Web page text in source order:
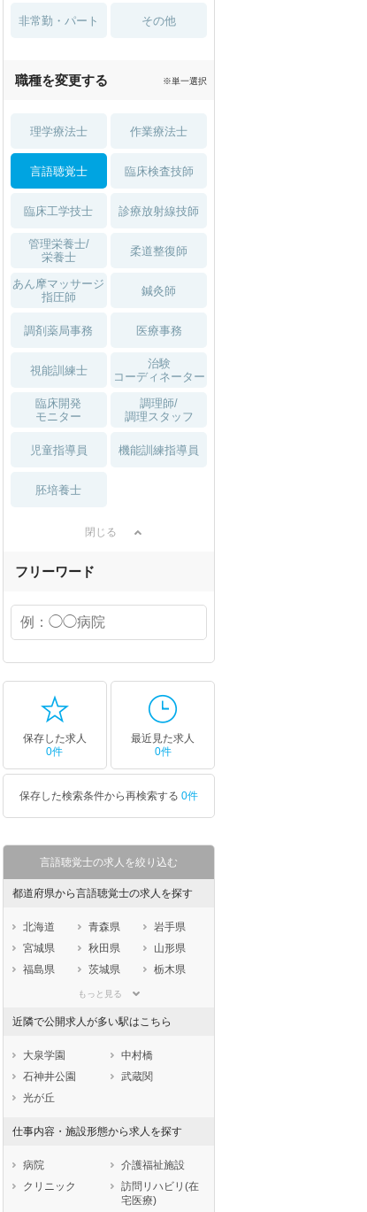
セラピスト
世の中の需要の高まりととも
人をご紹介！
積極採用中 WEB面接OK
非常勤・パート その他
職種を変更する ※単一選択
理学療法士 作業療法士
言語聴覚士 臨床検査技師
臨床工学技士 診療放射線技師
管理栄養士/
栄養士
柔道整復師
あん摩マッサージ
指圧師
鍼灸師
調剤薬局事務 医療事務
視能訓練士
治験
コーディネーター
臨床開発
モニター
調理師/
調理スタッフ
児童指導員 機能訓練指導員
胚培養士
閉じる
フリーワード
保存した求人
0件
最近見た求人
0件
保存した検索条件から再検索する 0件
言語聴覚士の求人を絞り込む
都道府県から言語聴覚士の求人を探す
北海道 青森県
岩手県
宮城県
秋田県
山形県
福島県
茨城県
栃木県
埼玉県
石川県
福井県
静岡県
愛知県
滋賀県
鳥取県
島根県
岡山県
広島県
山口県
徳島県
香川県
愛媛県
高知県
長崎県
もっと見る
近隣で公開求人が多い駅はこちら
大泉学園
中村橋
石神井公園
武蔵関
光が丘
仕事内容・施設形態から求人を探す
病院
介護福祉施設
クリニック
訪問リハビリ(在
宅医療)